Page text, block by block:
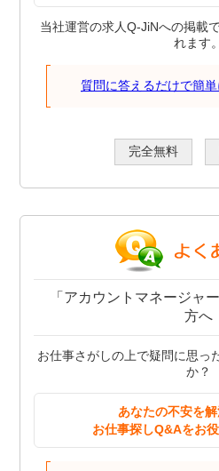
当社運営の求人Q-JiNへの掲載
れます。
質問に答えるだけで簡
完全無料
「アカウントマネージャ
方へ
お仕事さがしの上で疑問に思っ
か？
あなたの不安を解
お仕事探しQ&Aをお